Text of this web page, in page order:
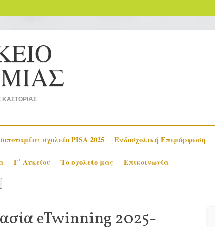
σχολείο PISA 2025 Ενδοσχολική Επιμόρφωση
Γ΄ Λυκείου Το σχολείο μας Επικοινωνία
eTwinning 2025-